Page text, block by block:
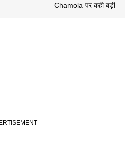
Chamola पर कही बड़ी